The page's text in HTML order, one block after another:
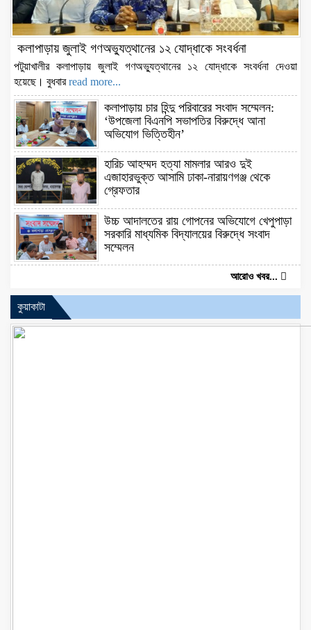
কলাপাড়ায় জুলাই গণঅভ্যুত্থানের ১২ যোদ্ধাকে সংবর্ধনা
পটুয়াখালীর কলাপাড়ায় জুলাই গণঅভ্যুত্থানের ১২ যোদ্ধাকে সংবর্ধনা দেওয়া
হয়েছে। বুধবারread more...
কলাপাড়ায় চার হিন্দু পরিবারের সংবাদ সম্মেলন:
‘উপজেলা বিএনপি সভাপতির বিরুদ্ধে আনা
অভিযোগ ভিত্তিহীন’
হারিচ আহম্মদ হত্যা মামলার আরও দুই
এজাহারভুক্ত আসামি ঢাকা-নারায়ণগঞ্জ থেকে
গ্রেফতার
উচ্চ আদালতের রায় গোপনের অভিযোগে খেপুপাড়া
সরকারি মাধ্যমিক বিদ্যালয়ের বিরুদ্ধে সংবাদ
সম্মেলন
আরোও খবর...
কুয়াকাটা